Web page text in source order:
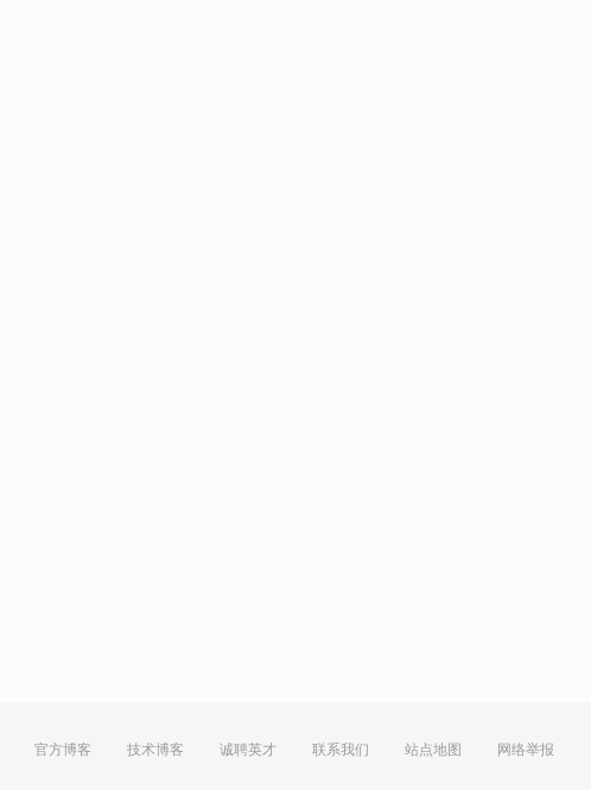
官方博客 技术博客 诚聘英才 联系我们 站点地图 网络举报